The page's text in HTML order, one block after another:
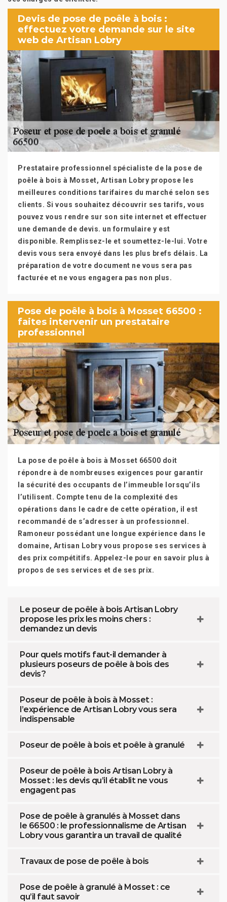
Devis de pose de poêle à bois :
effectuez votre demande sur le site
web de Artisan Lobry
Prestataire professionnel spécialiste de la pose de
poêle à bois à Mosset, Artisan Lobry propose les
meilleures conditions tarifaires du marché selon ses
clients. Si vous souhaitez découvrir ses tarifs, vous
pouvez vous rendre sur son site internet et effectuer
une demande de devis. un formulaire y est
disponible. Remplissez-le et soumettez-le-lui. Votre
devis vous sera envoyé dans les plus brefs délais. La
préparation de votre document ne vous sera pas
facturée et ne vous engagera pas non plus.
Pose de poêle à bois à Mosset 66500 :
faites intervenir un prestataire
professionnel
La pose de poêle à bois à Mosset 66500 doit
répondre à de nombreuses exigences pour garantir
la sécurité des occupants de l’immeuble lorsqu’ils
l’utilisent. Compte tenu de la complexité des
opérations dans le cadre de cette opération, il est
recommandé de s’adresser à un professionnel.
Ramoneur possédant une longue expérience dans le
domaine, Artisan Lobry vous propose ses services à
des prix compétitifs. Appelez-le pour en savoir plus à
propos de ses services et de ses prix.
Le poseur de poêle à bois Artisan Lobry
propose les prix les moins chers :
demandez un devis
Pour quels motifs faut-il demander à
plusieurs poseurs de poêle à bois des
devis ?
Poseur de poêle à bois à Mosset :
l’expérience de Artisan Lobry vous sera
indispensable
Poseur de poêle à bois et poêle à granulé
Poseur de poêle à bois Artisan Lobry à
Mosset : les devis qu’il établit ne vous
engagent pas
Pose de poêle à granulés à Mosset dans
le 66500 : le professionnalisme de Artisan
Lobry vous garantira un travail de qualité
Travaux de pose de poêle à bois
Pose de poêle à granulé à Mosset : ce
qu’il faut savoir